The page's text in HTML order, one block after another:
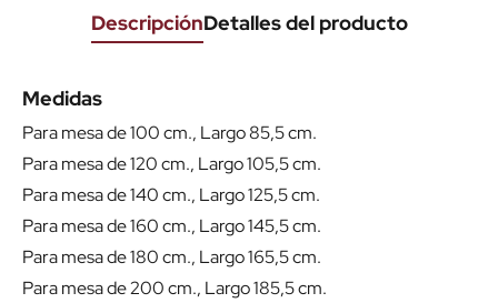
DescripciónDetalles del producto
Medidas
Para mesa de 100 cm., Largo 85,5 cm.
Para mesa de 120 cm., Largo 105,5 cm.
Para mesa de 140 cm., Largo 125,5 cm.
Para mesa de 160 cm., Largo 145,5 cm.
Para mesa de 180 cm., Largo 165,5 cm.
Para mesa de 200 cm., Largo 185,5 cm.